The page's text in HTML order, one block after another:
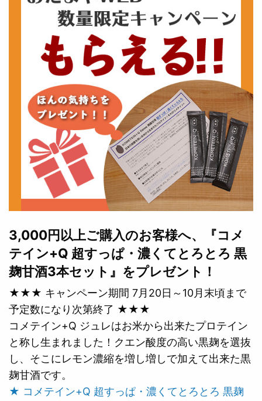
3,000円以上ご購入のお客様へ、『コメ
テイン+Q 超すっぱ・濃くてとろとろ 黒
麹甘酒3本セット』をプレゼント！
★★★ キャンペーン期間 7月20日～10月末頃まで
予定数になり次第終了 ★★★
コメテイン+Q ジュレはお米から出来たプロテイン
と称し生まれました！クエン酸度の高い黒麹を選抜
し、そこにレモン濃縮を増し増しで加えて出来た黒
麹甘酒です。
★ コメテイン+Q 超すっぱ・濃くてとろとろ 黒麹